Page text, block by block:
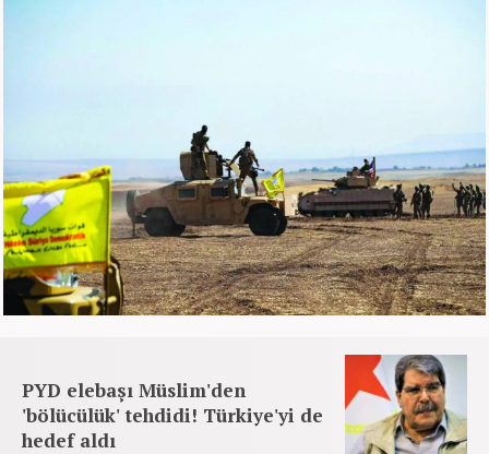
PYD elebaşı Müslim'den
'bölücülük' tehdidi! Türkiye'yi de
hedef aldı